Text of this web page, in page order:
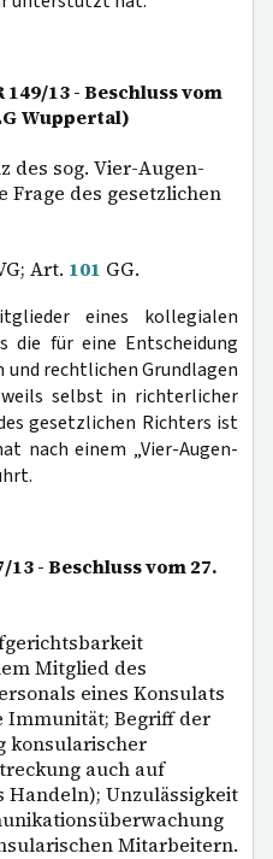
149/13 - Beschluss vom
Wuppertal)
des sog. Vier-Augen-
Frage des gesetzlichen
Art. 101 GG.
eines kollegialen
die für eine Entscheidung
rechtlichen Grundlagen
selbst in richterlicher
gesetzlichen Richters ist
nach einem „Vier-Augen-
13 - Beschluss vom 27.
Mitglied des
eines Konsulats
Immunität; Begriff der
konsularischer
auch auf
Handeln); Unzulässigkeit
Mitarbeitern.